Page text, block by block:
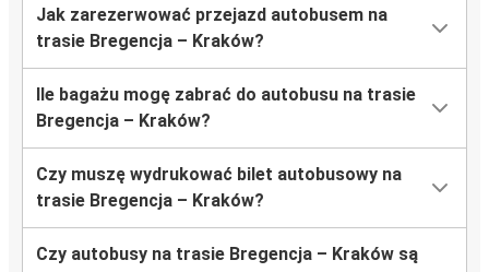
Jak zarezerwować przejazd autobusem na
trasie Bregencja – Kraków?
Ile bagażu mogę zabrać do autobusu na trasie
Bregencja – Kraków?
Czy muszę wydrukować bilet autobusowy na
trasie Bregencja – Kraków?
Czy autobusy na trasie Bregencja – Kraków są